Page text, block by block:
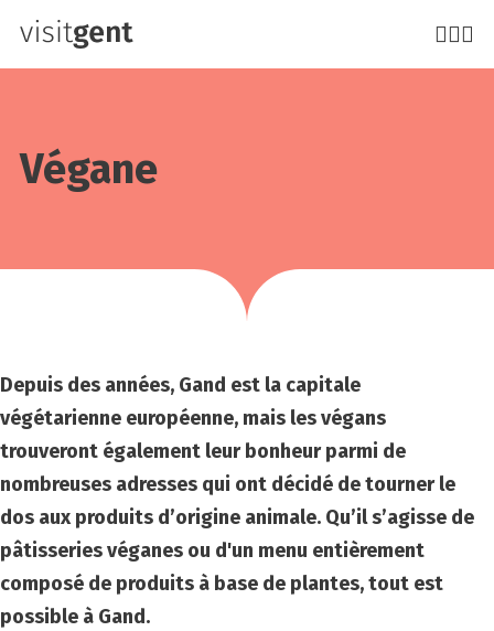
Aller
Végane
Depuis des années, Gand est la capitale
végétarienne européenne, mais les végans
trouveront également leur bonheur parmi de
nombreuses adresses qui ont décidé de tourner le
dos aux produits d’origine animale. Qu’il s’agisse de
pâtisseries véganes ou d'un menu entièrement
composé de produits à base de plantes, tout est
possible à Gand.